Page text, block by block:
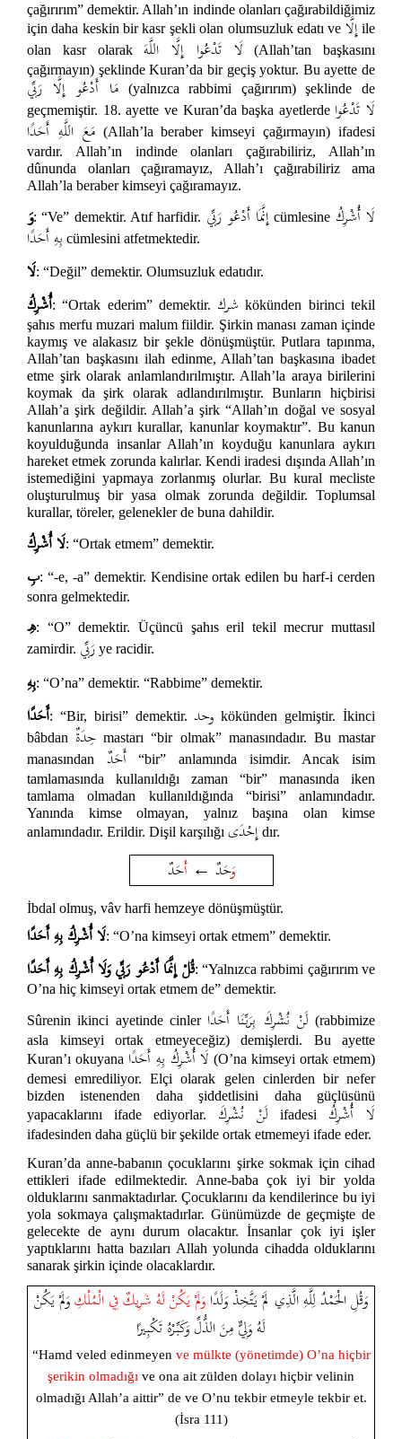
çağırırım” demektir. Allah’ın indinde olanları çağırabildiğimiz
için daha keskin bir kasr şekli olan olumsuzluk edatı ve إِلَّا ile
olan kasr olarakلَا تَدْعُوا إِلَّا اللَّهَ (Allah’tan başkasını
çağırmayın) şeklinde Kuran’da bir geçiş yoktur. Bu ayette de
مَا أَدْعُو إِلَّا رَبِّي(yalnızca rabbimi çağırırım) şeklinde de
geçmemiştir. 18. ayette ve Kuran’da başka ayetlerde لَا تَدْعُوا
مَعَ اللَّهِ أَحَدًا(Allah’la beraber kimseyi çağırmayın) ifadesi
vardır. Allah’ın indinde olanları çağırabiliriz, Allah’ın
dûnunda olanları çağıramayız, Allah’ı çağırabiliriz ama
Allah’la beraber kimseyi çağıramayız.
وَ: “Ve” demektir. Atıf harfidir. إِنَّمَا أَدْعُو رَبِّي cümlesine لَا أُشْرِكُ
بِهِ أَحَدًا cümlesini atfetmektedir.
لَا: “Değil” demektir. Olumsuzluk edatıdır.
أُشْرِكُ: “Ortak ederim” demektir. شرك kökünden birinci tekil
şahıs merfu muzari malum fiildir. Şirkin manası zaman içinde
kaymış ve alakasız bir şekle dönüşmüştür. Putlara tapınma,
Allah’tan başkasını ilah edinme, Allah’tan başkasına ibadet
etme şirk olarak anlamlandırılmıştır. Allah’la araya birilerini
koymak da şirk olarak adlandırılmıştır. Bunların hiçbirisi
Allah’a şirk değildir. Allah’a şirk “Allah’ın doğal ve sosyal
kanunlarına aykırı kurallar, kanunlar koymaktır”. Bu kanun
koyulduğunda insanlar Allah’ın koyduğu kanunlara aykırı
hareket etmek zorunda kalırlar. Kendi iradesi dışında Allah’ın
istemediğini yapmaya zorlanmış olurlar. Bu kural mecliste
oluşturulmuş bir yasa olmak zorunda değildir. Toplumsal
kurallar, töreler, gelenekler de buna dahildir.
لَا أُشْرِكُ: “Ortak etmem” demektir.
بِ: “-e, -a” demektir. Kendisine ortak edilen bu harf-i cerden
sonra gelmektedir.
هِ: “O” demektir. Üçüncü şahıs eril tekil mecrur muttasıl
zamirdir. رَبِّي ye racidir.
بِهِ: “O’na” demektir. “Rabbime” demektir.
أَحَدًا: “Bir, birisi” demektir.وحد kökünden gelmiştir. İkinci
bâbdanحِدَة mastarı “bir olmak” manasındadır. Bu mastar
manasından أَحَدٌ “bir” anlamında isimdir. Ancak isim
tamlamasında kullanıldığı zaman “bir” manasında iken
tamlama olmadan kullanıldığında “birisi” anlamındadır.
Yanında kimse olmayan, yalnız başına olan kimse
anlamındadır. Erildir. Dişil karşılığı إِحْدَى dır.
وَحَدٌ ←أَحَدٌ
İbdal olmuş, vâv harfi hemzeye dönüşmüştür.
لَا أُشْرِكُ بِهِ أَحَدًا: “O’na kimseyi ortak etmem” demektir.
قُلْ إِنَّمَا أَدْعُو رَبِّي وَلَا أُشْرِكُ بِهِ أَحَدًا: “Yalnızca rabbimi çağırırım ve
O’na hiç kimseyi ortak etmem de” demektir.
Sûrenin ikinci ayetinde cinler لَنْ نُشْرِكَ بِرَبِّنَا أَحَدًا (rabbimize
asla kimseyi ortak etmeyeceğiz) demişlerdi. Bu ayette
Kuran’ı okuyana لَا أُشْرِكُ بِهِ أَحَدًا (O’na kimseyi ortak etmem)
demesi emrediliyor. Elçi olarak gelen cinlerden bir nefer
bizden istenenden daha şiddetlisini daha güçlüsünü
yapacaklarını ifade ediyorlar. لَنْ نُشْرِكَ ifadesi لَا أُشْرِكُ
ifadesinden daha güçlü bir şekilde ortak etmemeyi ifade eder.
Kuran’da anne-babanın çocuklarını şirke sokmak için cihad
ettikleri ifade edilmektedir. Anne-baba çok iyi bir yolda
olduklarını sanmaktadırlar. Çocuklarını da kendilerince bu iyi
yola sokmaya çalışmaktadırlar. Günümüzde de geçmişte de
gelecekte de aynı durum olacaktır. İnsanlar çok iyi işler
yaptıklarını hatta bazıları Allah yolunda cihadda olduklarını
sanarak şirkin içinde olacaklardır.
وَقُلِ الْحَمْدُ لِلَّهِ الَّذِي لَمْ يَتَّخِذْ وَلَدًاوَلَمْ يَكُنْ لَهُ شَرِيكٌ فِي الْمُلْكِوَلَمْ يَكُنْ
لَهُ وَلِيٌّ مِنَ الذُّلِّ وَكَبِّرْهُ تَكْبِيرًا
“Hamd veled edinmeyen ve mülkte (yönetimde) O’na hiçbir
şerikin olmadığı ve ona ait zülden dolayı hiçbir velinin
olmadığı Allah’a aittir” de ve O’nu tekbir etmeyle tekbir et.
(İsra 111)